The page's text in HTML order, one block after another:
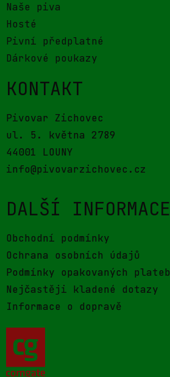
Naše piva
Hosté
Pivní předplatné
Dárkové poukazy
KONTAKT
Pivovar Zichovec
ul. 5. května 2789
44001 LOUNY
info@pivovarzichovec.cz
DALŠÍ INFORMACE
Obchodní podmínky
Ochrana osobních údajů
Podmínky opakovaných plateb
Nejčastěji kladené dotazy
Informace o dopravě